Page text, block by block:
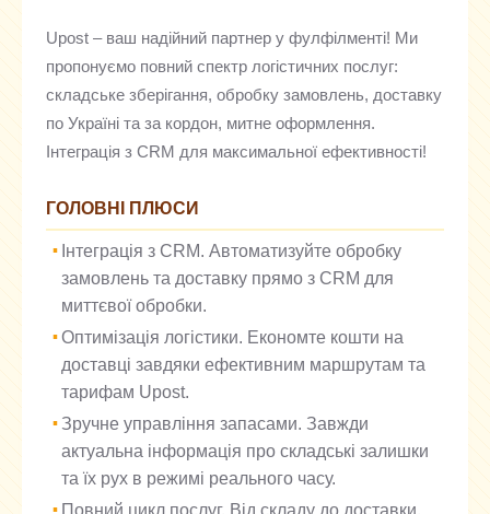
Upost – ваш надійний партнер у фулфілменті! Ми
пропонуємо повний спектр логістичних послуг:
складське зберігання, обробку замовлень, доставку
по Україні та за кордон, митне оформлення.
Інтеграція з CRM для максимальної ефективності!
ГОЛОВНІ ПЛЮСИ
Інтеграція з CRM. Автоматизуйте обробку
замовлень та доставку прямо з CRM для
миттєвої обробки.
Оптимізація логістики. Економте кошти на
доставці завдяки ефективним маршрутам та
тарифам Upost.
Зручне управління запасами. Завжди
актуальна інформація про складські залишки
та їх рух в режимі реального часу.